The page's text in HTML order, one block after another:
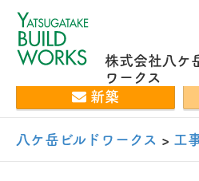
株式会社八ケ
ワークス
新築
八ケ岳ビルドワークス > 工